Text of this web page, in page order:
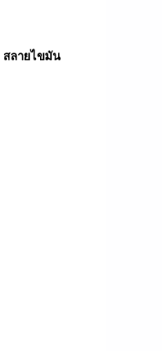
สลายไขมัน